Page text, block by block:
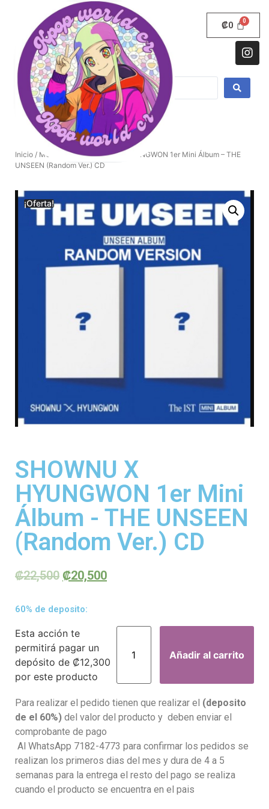
₡0
Inicio / MONSTA X/ SHOWNU X HYUNGWON 1er Mini Álbum – THE
UNSEEN (Random Ver.) CD
¡Oferta!
SHOWNU X
HYUNGWON 1er Mini
Álbum - THE UNSEEN
(Random Ver.) CD
₡22,500 ₡20,500
60% de deposito:
Esta acción te
permitirá pagar un
depósito de ₡12,300
por este producto
Añadir al carrito
Para realizar el pedido tienen que realizar el (deposito
de el 60%) del valor del producto y deben enviar el
comprobante de pago
Al WhatsApp 7182-4773 para confirmar los pedidos se
realizan los primeros dias del mes y dura de 4 a 5
semanas para la entrega el resto del pago se realiza
cuando el producto se encuentra en el pais